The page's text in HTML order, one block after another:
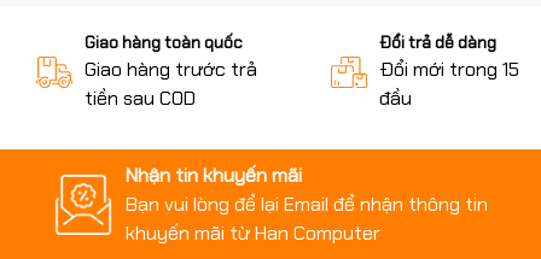
Giao hàng toàn quốc
Giao hàng trước trả
tiền sau COD
Đổi trả dễ dàng
Đổi mới trong 15
đầu
Nhận tin khuyến mãi
Bạn vui lòng để lại Email để nhận thông tin
khuyến mãi từ Han Computer